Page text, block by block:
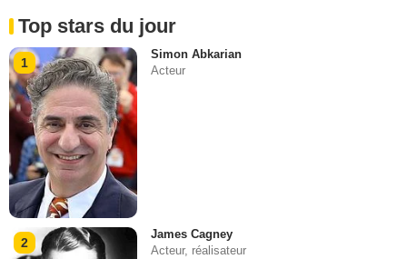
Top stars du jour
1
Simon Abkarian
Acteur
2
James Cagney
Acteur, réalisateur